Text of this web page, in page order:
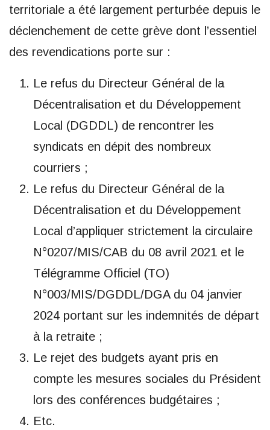
territoriale a été largement perturbée depuis le
déclenchement de cette grève dont l’essentiel
des revendications porte sur :
Le refus du Directeur Général de la
Décentralisation et du Développement
Local (DGDDL) de rencontrer les
syndicats en dépit des nombreux
courriers ;
Le refus du Directeur Général de la
Décentralisation et du Développement
Local d’appliquer strictement la circulaire
N°0207/MIS/CAB du 08 avril 2021 et le
Télégramme Officiel (TO)
N°003/MIS/DGDDL/DGA du 04 janvier
2024 portant sur les indemnités de départ
à la retraite ;
Le rejet des budgets ayant pris en
compte les mesures sociales du Président
lors des conférences budgétaires ;
Etc.